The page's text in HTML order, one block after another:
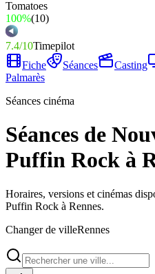
100%(10)
7.4/10Timepilot
Fiche
Séances Casting
Palmarès
Séances cinéma
Séances de
Puffin Rock à
Horaires, versions et cinémas
Puffin Rock à Rennes.
Changer de villeRennes